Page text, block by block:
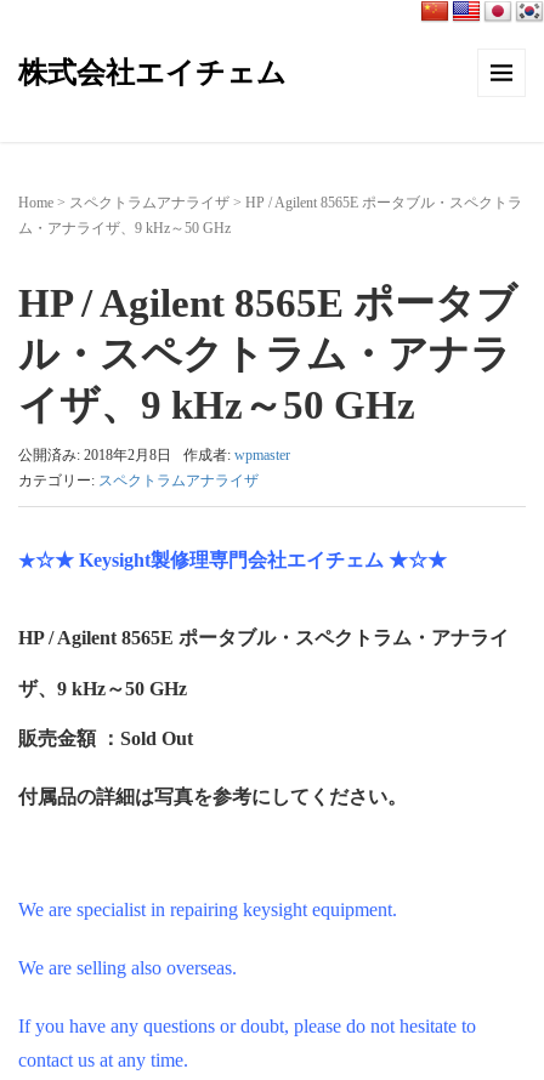
株式会社エイチェム
Home > スペクトラムアナライザ > HP / Agilent 8565E ポータブル・スペクトラ
ム・アナライザ、9 kHz～50 GHz
HP / Agilent 8565E ポータブ
ル・スペクトラム・アナラ
イザ、9 kHz～50 GHz
公開済み: 2018年2月8日 作成者: wpmaster
カテゴリー: スペクトラムアナライザ
★☆★ Keysight製修理専門会社エイチェム ★☆★
HP / Agilent 8565E ポータブル・スペクトラム・アナライ
ザ、9 kHz～50 GHz
販売金額 ：Sold Out
付属品の詳細は写真を参考にしてください。
We are specialist in repairing keysight equipment.
We are selling also overseas.
If you have any questions or doubt, please do not hesitate to
contact us at any time.